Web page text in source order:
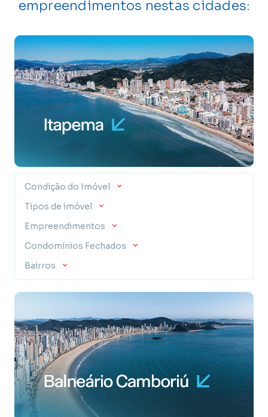
empreendimentos nestas cidades:
Condição do Imóvel
Tipos de imóvel
Empreendimentos
Condomínios Fechados
Bairros